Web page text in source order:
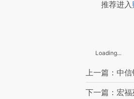
推荐进入
Loading...
上一篇：中
下一篇：宏